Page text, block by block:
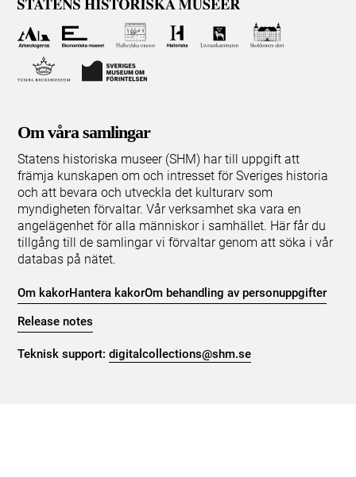
Om våra samlingar
Statens historiska museer (SHM) har till uppgift att
främja kunskapen om och intresset för Sveriges historia
och att bevara och utveckla det kulturarv som
myndigheten förvaltar. Vår verksamhet ska vara en
angelägenhet för alla människor i samhället. Här får du
tillgång till de samlingar vi förvaltar genom att söka i vår
databas på nätet.
Om kakorHantera kakorOm behandling av personuppgifter
Release notes
Teknisk support:digitalcollections@shm.se